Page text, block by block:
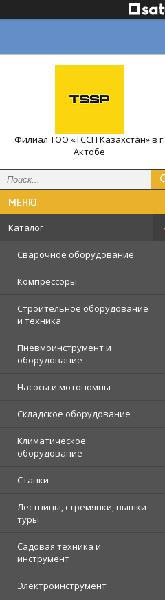
Филиал ТОО «ТССП Казахстан» в г.
Актобе
Каталог
Сварочное оборудование
Компрессоры
Строительное оборудование
и техника
Пневмоинструмент и
оборудование
Насосы и мотопомпы
Складское оборудование
Климатическое
оборудование
Станки
Лестницы, стремянки, вышки-
туры
Садовая техника и
инструмент
Электроинструмент